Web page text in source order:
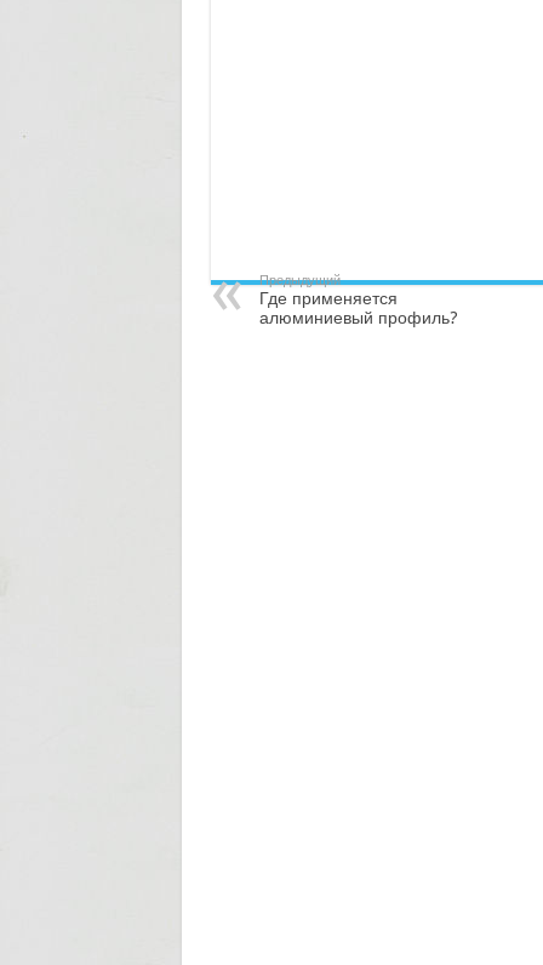
Предыдущий
Где применяется
алюминиевый профиль?